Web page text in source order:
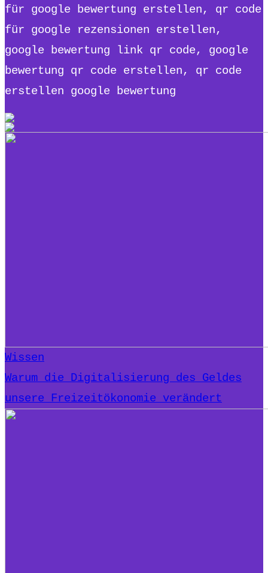
für google bewertung erstellen, qr code
für google rezensionen erstellen,
google bewertung link qr code, google
bewertung qr code erstellen, qr code
erstellen google bewertung
Wissen
Warum die Digitalisierung des Geldes
unsere Freizeitökonomie verändert